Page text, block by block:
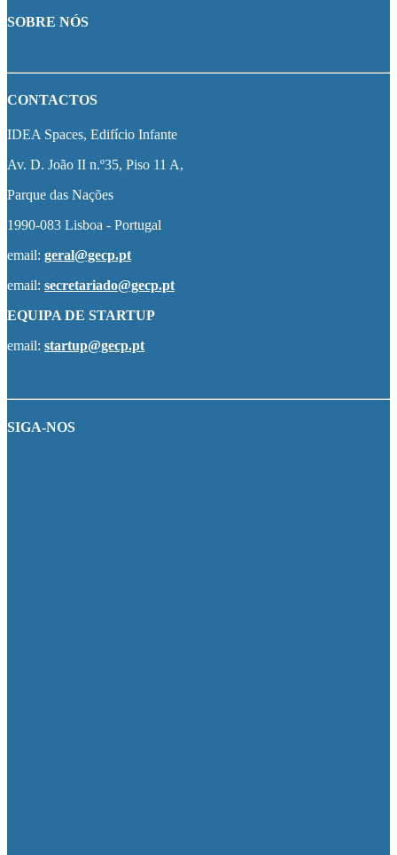
SOBRE NÓS
CONTACTOS
IDEA Spaces, Edifício Infante
Av. D. João II n.º35, Piso 11 A,
Parque das Nações
1990-083 Lisboa - Portugal
email: geral@gecp.pt
email: secretariado@gecp.pt
EQUIPA DE STARTUP
email: startup@gecp.pt
SIGA-NOS